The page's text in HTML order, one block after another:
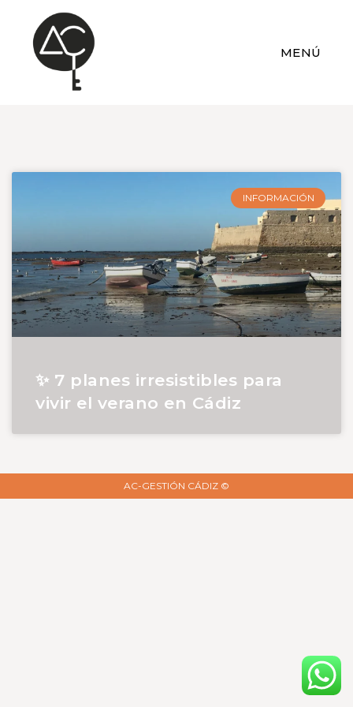
MENÚ
INFORMACIÓN
✨ 7 planes irresistibles para
vivir el verano en Cádiz
AC-GESTIÓN CÁDIZ ©